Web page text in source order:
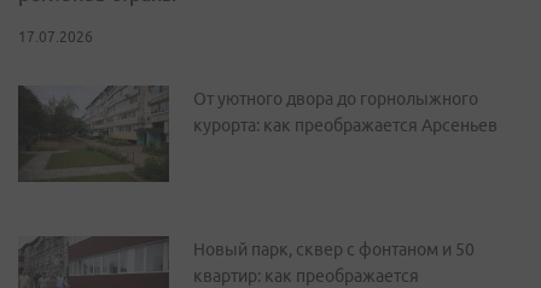
17.07.2026
От уютного двора до горнолыжного
курорта: как преображается Арсеньев
Новый парк, сквер с фонтаном и 50
квартир: как преображается